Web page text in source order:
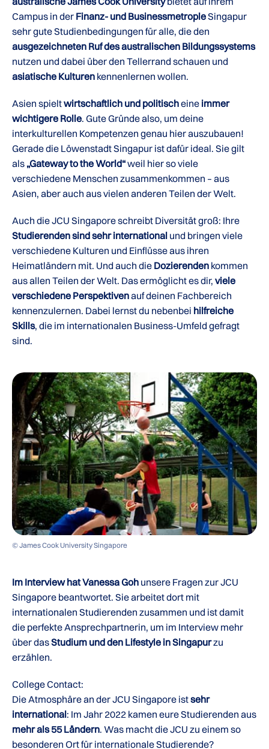
Campus in der Finanz- und BusinessmetropleSingapur
sehr gute Studienbedingungen für alle, die den
ausgezeichneten Ruf desaustralischen Bildungssystems
nutzen und dabei über den Tellerrand schauen und
asiatische Kulturen kennenlernen wollen.
Asien spieltwirtschaftlich und politischeine immer
wichtigere Rolle. Gute Gründe also, um deine
interkulturellen Kompetenzen genau hier auszubauen!
Gerade die Löwenstadt Singapur ist dafür ideal. Sie gilt
als „Gateway to the World“weil hier so viele
verschiedene Menschen zusammenkommen – aus
Asien, aber auch aus vielen anderen Teilen der Welt.
Auch die JCU Singapore schreibt Diversität groß: Ihre
Studierenden sind sehr international und bringen viele
verschiedene Kulturen und Einflüsse aus ihren
Heimatländern mit. Und auch die Dozierenden kommen
aus allen Teilen der Welt. Das ermöglicht es dir, viele
verschiedene Perspektivenauf deinen Fachbereich
kennenzulernen. Dabei lernst du nebenbei hilfreiche
Skills, die im internationalen Business-Umfeld gefragt
sind.
© James Cook University Singapore
Im Interview hatVanessa Goh unsere Fragen zur JCU
Singapore beantwortet. Sie arbeitet dort mit
internationalen Studierenden zusammen und ist damit
die perfekte Ansprechpartnerin, um im Interview mehr
über dasStudium und den Lifestyle in Singapurzu
erzählen.
College Contact:
Die Atmosphäre an der JCU Singapore istsehr
international: Im Jahr 2022 kamen eure Studierenden aus
mehr als 55 Ländern. Was macht die JCU zu einem so
besonderen Ort für internationale Studierende?